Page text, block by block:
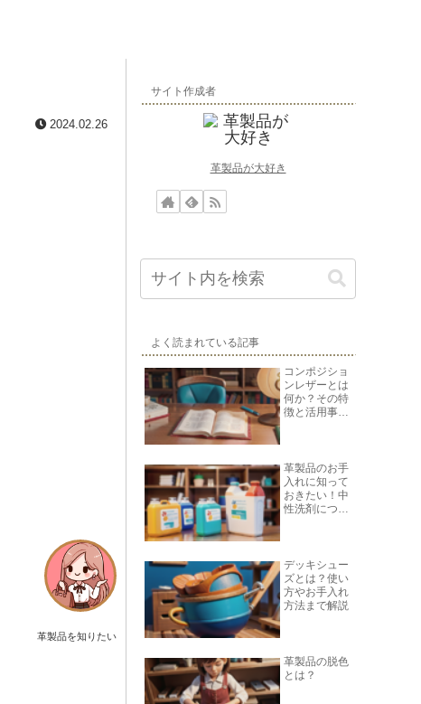
2024.02.26
革製品を知りたい
サイト作成者
革製品が大好き
よく読まれている記事
コンポジショ
ンレザーとは
何か？その特
徴と活用事例
革製品のお手
入れに知って
おきたい！中
性洗剤につい
デッキシュー
ズとは？使い
方やお手入れ
方法まで解説
革製品の脱色
とは？